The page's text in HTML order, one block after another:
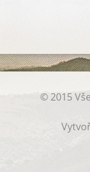
© 2015